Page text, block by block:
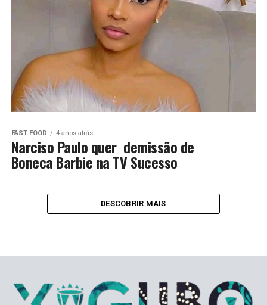
FAST FOOD 4 anos atrás
Narciso Paulo quer demissão de
Boneca Barbie na TV Sucesso
DESCOBRIR MAIS